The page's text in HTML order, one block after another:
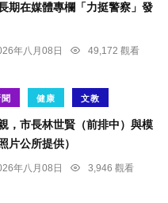
期在媒體專欄「力挺警察」發
年八月08日
49,172 觀看
健康 文教
，市長林世賢（前排中）與模
片公所提供）
年八月08日
3,946 觀看